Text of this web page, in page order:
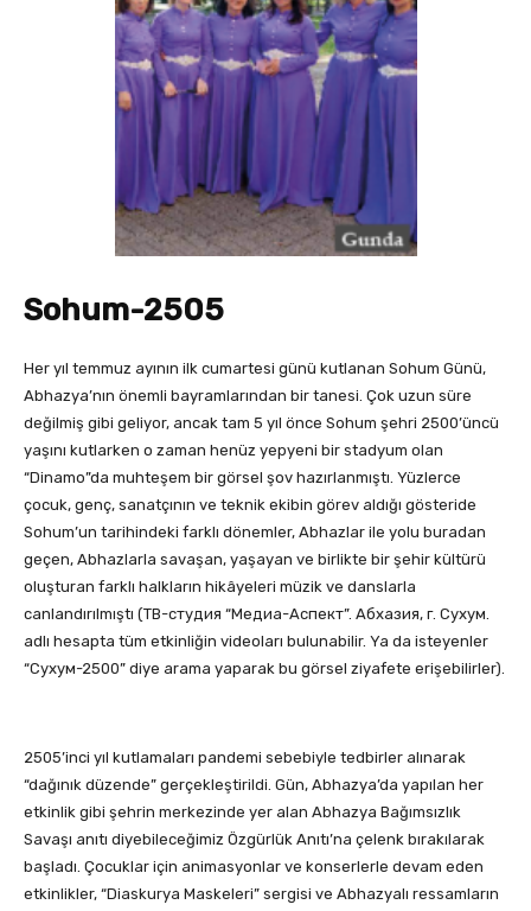
Sohum-2505
Her yıl temmuz ayının ilk cumartesi günü kutlanan Sohum Günü,
Abhazya’nın önemli bayramlarından bir tanesi. Çok uzun süre
değilmiş gibi geliyor, ancak tam 5 yıl önce Sohum şehri 2500’üncü
yaşını kutlarken o zaman henüz yepyeni bir stadyum olan
“Dinamo”da muhteşem bir görsel şov hazırlanmıştı. Yüzlerce
çocuk, genç, sanatçının ve teknik ekibin görev aldığı gösteride
Sohum’un tarihindeki farklı dönemler, Abhazlar ile yolu buradan
geçen, Abhazlarla savaşan, yaşayan ve birlikte bir şehir kültürü
oluşturan farklı halkların hikâyeleri müzik ve danslarla
canlandırılmıştı (ТВ-студия “Медиа-Аспект”. Абхазия, г. Сухум.
adlı hesapta tüm etkinliğin videoları bulunabilir. Ya da isteyenler
“Сухум-2500” diye arama yaparak bu görsel ziyafete erişebilirler).
2505’inci yıl kutlamaları pandemi sebebiyle tedbirler alınarak
“dağınık düzende” gerçekleştirildi. Gün, Abhazya’da yapılan her
etkinlik gibi şehrin merkezinde yer alan Abhazya Bağımsızlık
Savaşı anıtı diyebileceğimiz Özgürlük Anıtı’na çelenk bırakılarak
başladı. Çocuklar için animasyonlar ve konserlerle devam eden
etkinlikler, “Diaskurya Maskeleri” sergisi ve Abhazyalı ressamların